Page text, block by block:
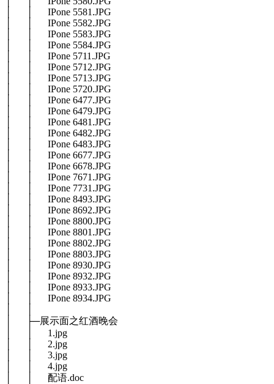
│ │ IPone 5581.JPG
│ │ IPone 5582.JPG
│ │ IPone 5583.JPG
│ │ IPone 5584.JPG
│ │ IPone 5711.JPG
│ │ IPone 5712.JPG
│ │ IPone 5713.JPG
│ │ IPone 5720.JPG
│ │ IPone 6477.JPG
│ │ IPone 6479.JPG
│ │ IPone 6481.JPG
│ │ IPone 6482.JPG
│ │ IPone 6483.JPG
│ │ IPone 6677.JPG
│ │ IPone 6678.JPG
│ │ IPone 7671.JPG
│ │ IPone 7731.JPG
│ │ IPone 8493.JPG
│ │ IPone 8692.JPG
│ │ IPone 8800.JPG
│ │ IPone 8801.JPG
│ │ IPone 8802.JPG
│ │ IPone 8803.JPG
│ │ IPone 8930.JPG
│ │ IPone 8932.JPG
│ │ IPone 8933.JPG
│ │ IPone 8934.JPG
│ ├─展示面之红酒晚会
│ │ 1.jpg
│ │ 2.jpg
│ │ 3.jpg
│ │ 4.jpg
│ │ 配语.doc